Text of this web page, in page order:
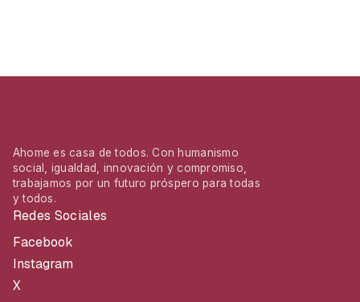
Ahome es casa de todos. Con humanismo
social, igualdad, innovación y compromiso,
trabajamos por un futuro próspero para todas
y todos.
Redes Sociales
Facebook
Instagram
X